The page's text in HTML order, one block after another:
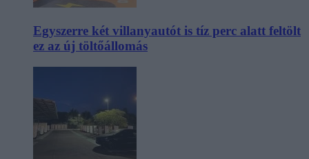
Egyszerre két villanyautót is tíz perc alatt feltölt
ez az új töltőállomás